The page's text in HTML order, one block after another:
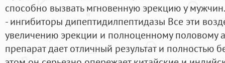
способно вызвать мгновенную эрекцию у
- ингибиторы дипептидилпептидазы Все эти
увеличению эрекции и полноценному половому
препарат дает отличный результат и полностью